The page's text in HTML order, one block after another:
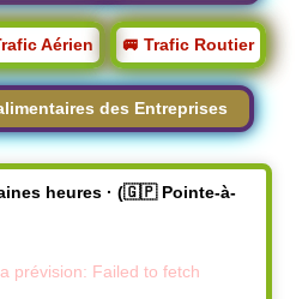
Aérien 🚐 Trafic Routier
des Entreprises
heures · (🇬🇵 Pointe-à-
prévision: Failed to fetch